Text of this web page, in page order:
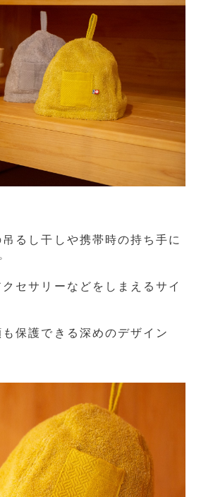
るし干しや携帯時の持ち手に
セサリーなどをしまえるサイ
保護できる深めのデザイン